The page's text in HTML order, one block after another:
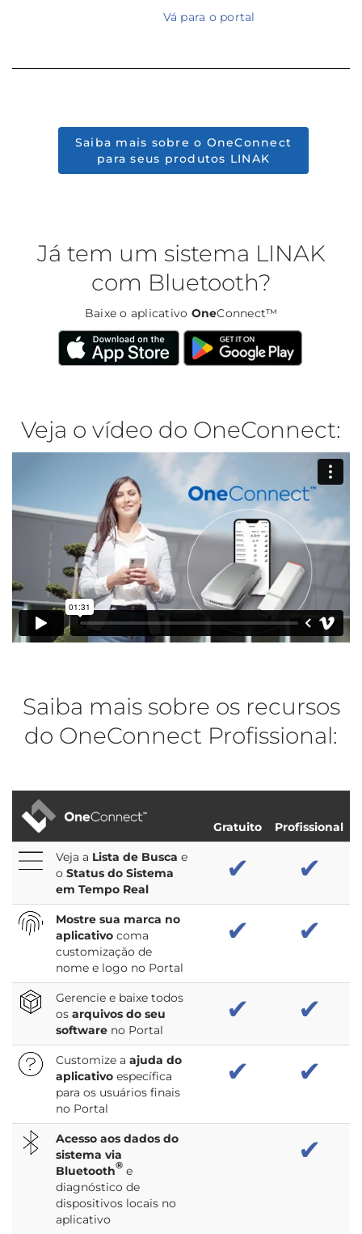
Vá para o portal
Saiba mais sobre o OneConnect
para seus produtos LINAK
Já tem um sistema LINAK
com Bluetooth?
Baixe o aplicativo OneConnect™
Veja o vídeo do OneConnect:
Saiba mais sobre os recursos
do OneConnect Profissional:
Gratuito Profissional
Veja a Lista de Busca e
o Status do Sistema
em Tempo Real
✔ ✔
Mostre sua marca no
aplicativo coma
customização de
nome e logo no Portal
✔ ✔
Gerencie e baixe todos
os arquivos do seu
software no Portal
✔ ✔
Customize a ajuda do
aplicativo específica
para os usuários finais
no Portal
✔ ✔
Acesso aos dados do
sistema via
Bluetooth® e
diagnóstico de
dispositivos locais no
aplicativo
✔